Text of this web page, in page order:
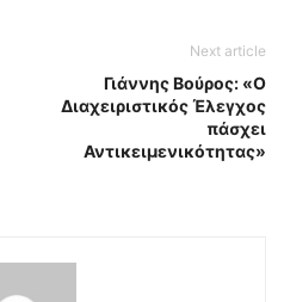
Next article
Γιάννης Βούρος: «Ο
Διαχειριστικός Έλεγχος
πάσχει
Αντικειμενικότητας»